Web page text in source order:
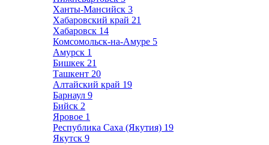
Ханты-Мансийск 3
Хабаровский край 21
Хабаровск 14
Комсомольск-на-Амуре 5
Амурск 1
Бишкек 21
Ташкент 20
Алтайский край 19
Барнаул 9
Бийск 2
Яровое 1
Республика Саха (Якутия) 19
Якутск 9